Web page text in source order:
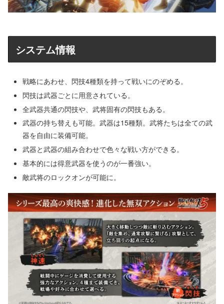
システム情報
戦略にあわせ、閃技4種類を持って戦いにのぞめる。
閃技は武器ごとに用意されている。
全武器共通の閃技や、武将固有の閃技もある。
武器の持ち替えも可能。武器は15種類。武将たちは全ての武
器を自由に装備可能。
武器と武器の組み合わせで色々な戦い方ができる。
基本的には得意武器を使うのが一番強い。
敵武将のロックオンが可能に。